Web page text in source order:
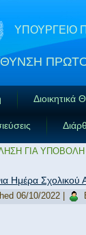
ΥΠΟΥΡΓΕΙΟ
Διοικητικά
ΓΙΑ
Ημέρα Σχολικού
06/10/2022